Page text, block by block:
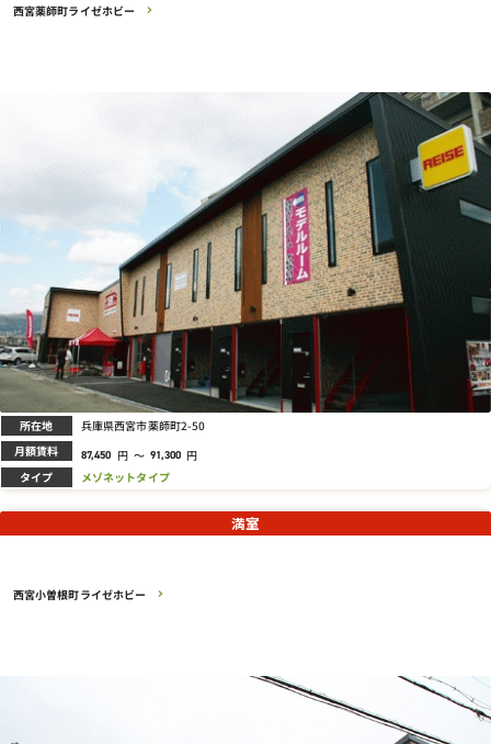
西宮薬師町ライゼホビー
所在地 兵庫県西宮市薬師町2-50
月額賃料 87,450 円 ～ 91,300 円
タイプ メゾネットタイプ
西宮小曽根町ライゼホビー
満室